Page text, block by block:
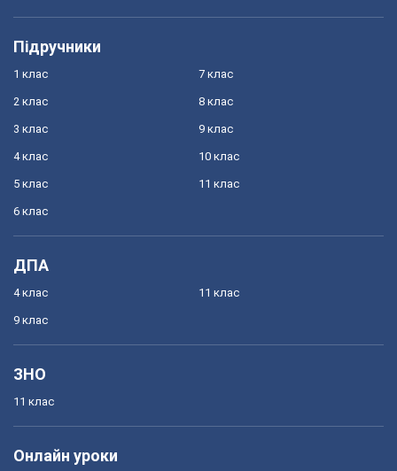
Підручники
1 клас
2 клас
3 клас
4 клас
5 клас
6 клас
7 клас
8 клас
9 клас
10 клас
11 клас
ДПА
4 клас
9 клас
11 клас
ЗНО
11 клас
Онлайн уроки